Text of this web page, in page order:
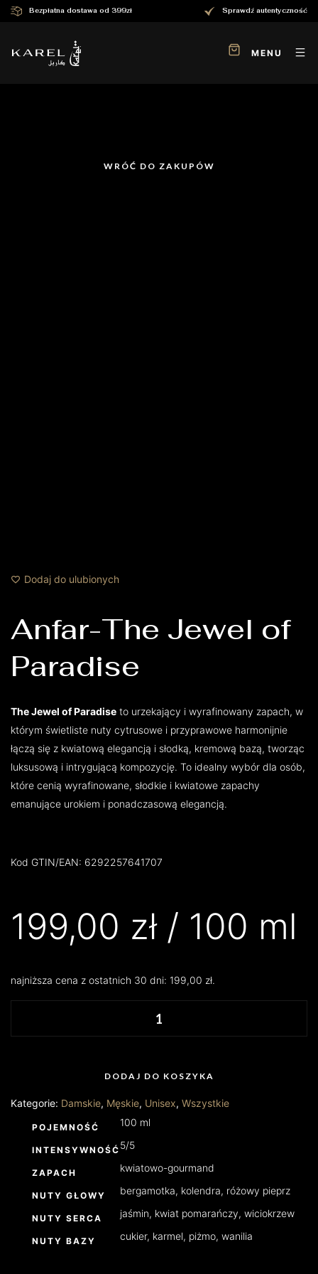
Bezpłatna dostawa od 399zł Sprawdź autentyczność
MENU
WRÓĆ DO ZAKUPÓW
Dodaj do ulubionych
Anfar-The Jewel of
Paradise
The Jewel of Paradise to urzekający i wyrafinowany zapach, w
którym świetliste nuty cytrusowe i przyprawowe harmonijnie
łączą się z kwiatową elegancją i słodką, kremową bazą, tworząc
luksusową i intrygującą kompozycję. To idealny wybór dla osób,
które cenią wyrafinowane, słodkie i kwiatowe zapachy
emanujące urokiem i ponadczasową elegancją.
Kod GTIN/EAN: 6292257641707
199,00 zł / 100 ml
najniższa cena z ostatnich 30 dni: 199,00 zł.
DODAJ DO KOSZYKA
Kategorie: Damskie, Męskie, Unisex, Wszystkie
POJEMNOŚĆ 100 ml
INTENSYWNOŚĆ 5/5
ZAPACH kwiatowo-gourmand
NUTY GŁOWY bergamotka, kolendra, różowy pieprz
NUTY SERCA jaśmin, kwiat pomarańczy, wiciokrzew
NUTY BAZY cukier, karmel, piżmo, wanilia